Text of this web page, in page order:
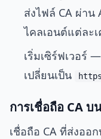
ส่งไฟล์ CA ผ่า
ไคลเอนต์แต่ละเ
เริ่มเซิร์ฟเวอร์
เปลี่ยนเป็น
การเชื่อถือ CA บ
เชื่อถือ CA ที่ส่งออ